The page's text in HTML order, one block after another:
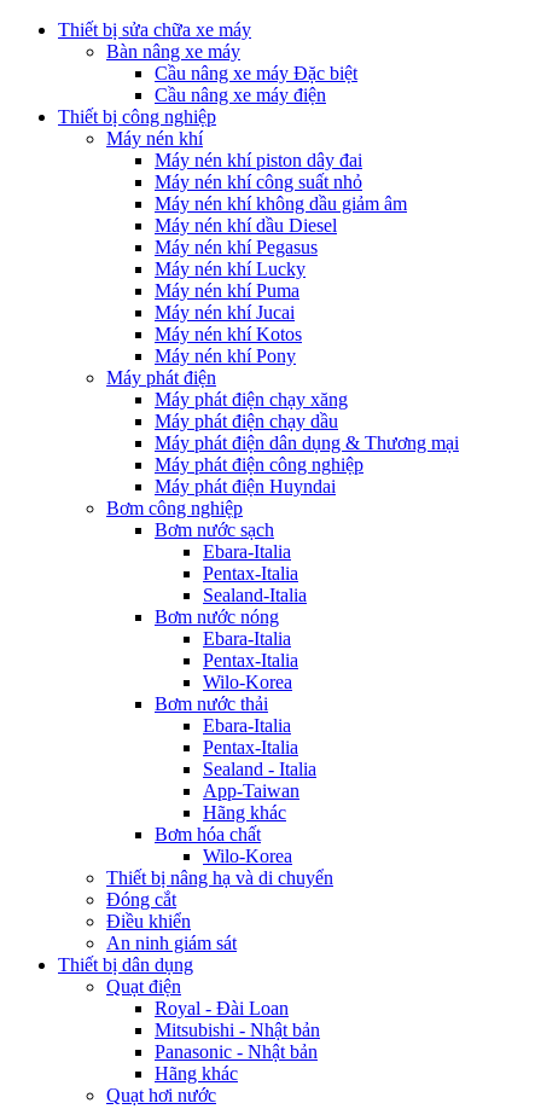
Thiết bị sửa chữa xe máy
Bàn nâng xe máy
Cầu nâng xe máy Đặc biệt
Cầu nâng xe máy điện
Thiết bị công nghiệp
Máy nén khí
Máy nén khí piston dây đai
Máy nén khí công suất nhỏ
Máy nén khí không dầu giảm âm
Máy nén khí dầu Diesel
Máy nén khí Pegasus
Máy nén khí Lucky
Máy nén khí Puma
Máy nén khí Jucai
Máy nén khí Kotos
Máy nén khí Pony
Máy phát điện
Máy phát điện chạy xăng
Máy phát điện chạy dầu
Máy phát điện dân dụng & Thương mại
Máy phát điện công nghiệp
Máy phát điện Huyndai
Bơm công nghiệp
Bơm nước sạch
Ebara-Italia
Pentax-Italia
Sealand-Italia
Bơm nước nóng
Ebara-Italia
Pentax-Italia
Wilo-Korea
Bơm nước thải
Ebara-Italia
Pentax-Italia
Sealand - Italia
App-Taiwan
Hãng khác
Bơm hóa chất
Wilo-Korea
Thiết bị nâng hạ và di chuyển
Đóng cắt
Điều khiển
An ninh giám sát
Thiết bị dân dụng
Quạt điện
Royal - Đài Loan
Mitsubishi - Nhật bản
Panasonic - Nhật bản
Hãng khác
Quạt hơi nước